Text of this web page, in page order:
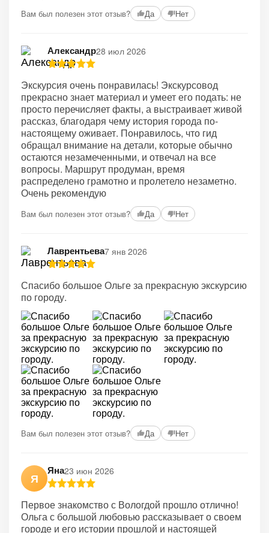
Вам был полезен этот отзыв? Да Нет
Александр28 июл 2026
Экскурсия очень понравилась! Экскурсовод
прекрасно знает материал и умеет его подать: не
просто перечисляет факты, а выстраивает живой
рассказ, благодаря чему история города по-
настоящему оживает. Понравилось, что гид
обращал внимание на детали, которые обычно
остаются незамеченными, и отвечал на все
вопросы. Маршрут продуман, время
распределено грамотно и пролетело незаметно.
Очень рекомендую
Вам был полезен этот отзыв? Да Нет
Лаврентьева7 янв 2026
Спасибо большое Ольге за прекрасную экскурсию
по городу.
Вам был полезен этот отзыв? Да Нет
Я
Яна23 июн 2026
Первое знакомство с Вологдой прошло отлично!
Ольга с большой любовью рассказывает о своем
городе и его истории прошлой и настоящей